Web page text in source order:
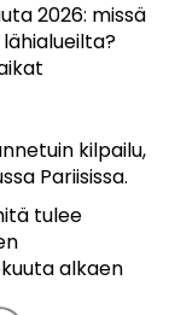
2026: missä
kilpailu,
Pariisissa.
tulee
alkaen